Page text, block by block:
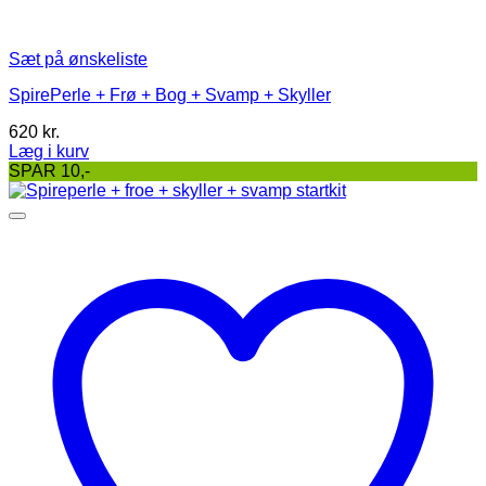
Sæt på ønskeliste
SpirePerle + Frø + Bog + Svamp + Skyller
620 kr.
Læg i kurv
Dette
vare
har
varesiden
SPAR 10,-